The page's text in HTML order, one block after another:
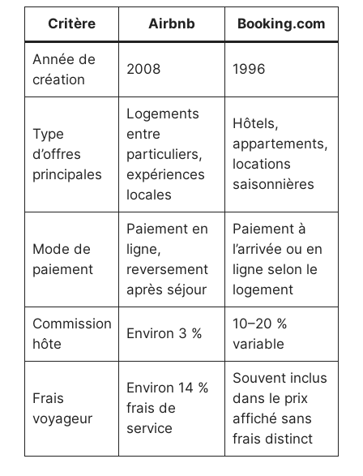
Critère Airbnb Booking.com
Année de
création
2008 1996
Type
d’offres
principales
Logements
entre
particuliers,
expériences
locales
Hôtels,
appartements,
locations
saisonnières
Mode de
paiement
Paiement en
ligne,
reversement
après séjour
Paiement à
l’arrivée ou en
ligne selon le
logement
Commission
hôte
Environ 3 %
10–20 %
variable
Frais
voyageur
Environ 14 %
frais de
service
Souvent inclus
dans le prix
affiché sans
frais distinct